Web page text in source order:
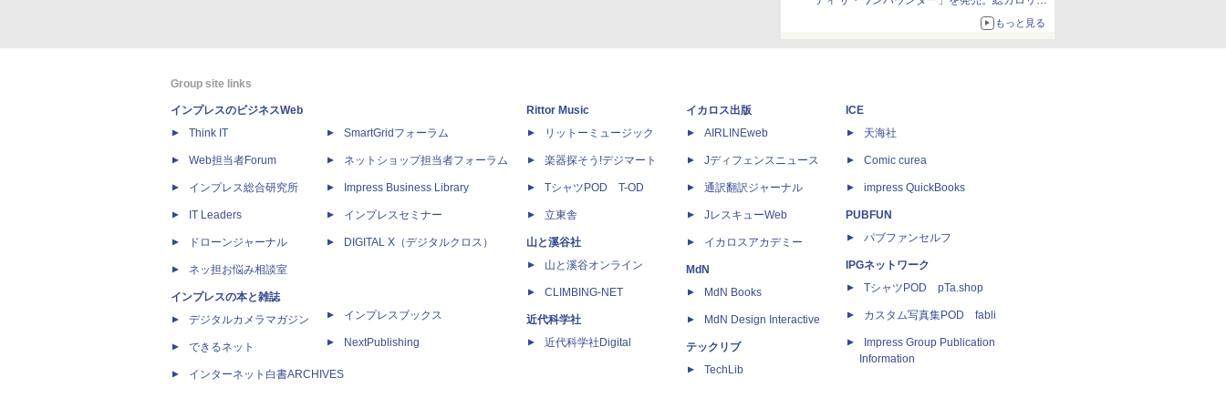
もっと見る
Group site links
インプレスのビジネスWeb
Think IT
Web担当者Forum
インプレス総合研究所
IT Leaders
ドローンジャーナル
ネッ担お悩み相談室
インプレスの本と雑誌
デジタルカメラマガジン
できるネット
インターネット白書ARCHIVES
SmartGridフォーラム
ネットショップ担当者フォーラム
Impress Business Library
インプレスセミナー
DIGITAL X（デジタルクロス）
インプレスブックス
NextPublishing
Rittor Music
リットーミュージック
楽器探そう!デジマート
TシャツPOD T-OD
立東舎
山と溪谷社
山と溪谷オンライン
CLIMBING-NET
近代科学社
近代科学社Digital
イカロス出版
AIRLINEweb
Jディフェンスニュース
通訳翻訳ジャーナル
JレスキューWeb
イカロスアカデミー
MdN
MdN Books
MdN Design Interactive
テックリブ
TechLib
ICE
天海社
Comic curea
impress QuickBooks
PUBFUN
パブファンセルフ
IPGネットワーク
TシャツPOD pTa.shop
カスタム写真集POD fabli
Impress Group Publication
Information